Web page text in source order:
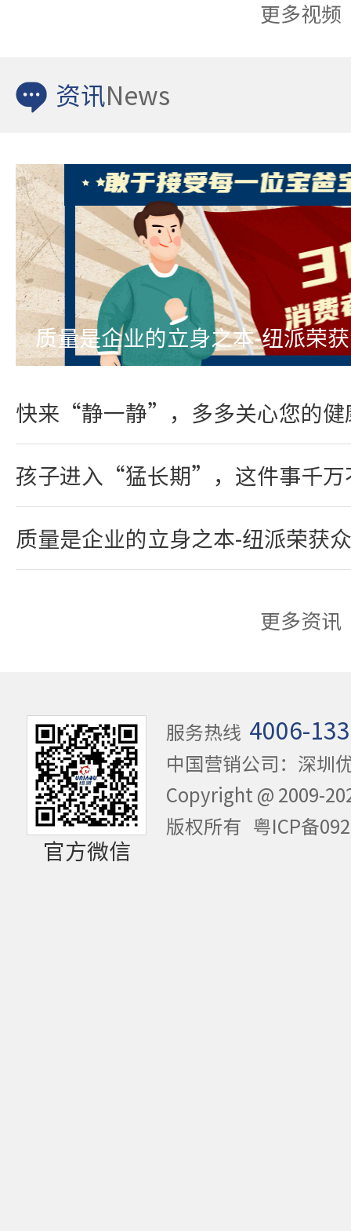
更多视频
资讯 News
质量是企业的立身之本-纽派荣
快来“静一静”，多多关心您的健
孩子进入“猛长期”，这件事千万
质量是企业的立身之本-纽派荣获
更多资讯
官方微信
服务热线 4006-
中国营销公司：深圳
Copyright @ 2009-
版权所有
粤ICP备